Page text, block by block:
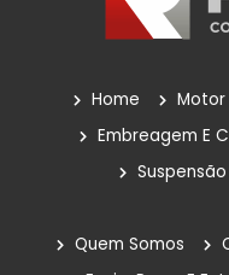
Home Motor
Embreagem E
Suspensão
Quem Somos